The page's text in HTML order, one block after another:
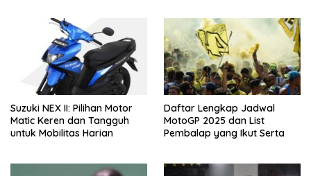
Suzuki NEX II: Pilihan Motor
Matic Keren dan Tangguh
untuk Mobilitas Harian
Daftar Lengkap Jadwal
MotoGP 2025 dan List
Pembalap yang Ikut Serta